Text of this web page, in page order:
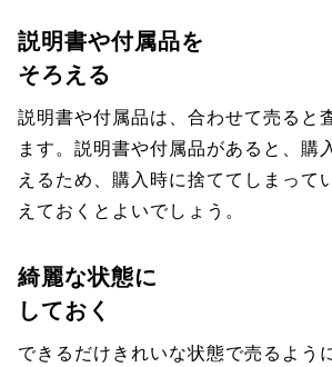
説明書や付属品を
そろえる
説明書や付属品は、合わせて売ると
ます。説明書や付属品があると、購
えるため、購入時に捨ててしまって
えておくとよいでしょう。
綺麗な状態に
しておく
できるだけきれいな状態で売るよう